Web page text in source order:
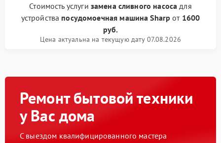
Стоимость услуги замена сливного насоса для
устройства посудомоечная машина Sharp от 1600
руб.
Цена актуальна на текущую дату 07.08.2026
Ремонт бытовой техники
у Вас дома
С выездом квалифицированного мастера